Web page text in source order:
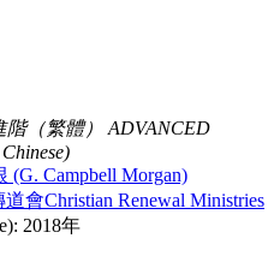
階（繁體） ADVANCED
(G. Campbell Morgan)
會Christian Renewal Ministries
2018年